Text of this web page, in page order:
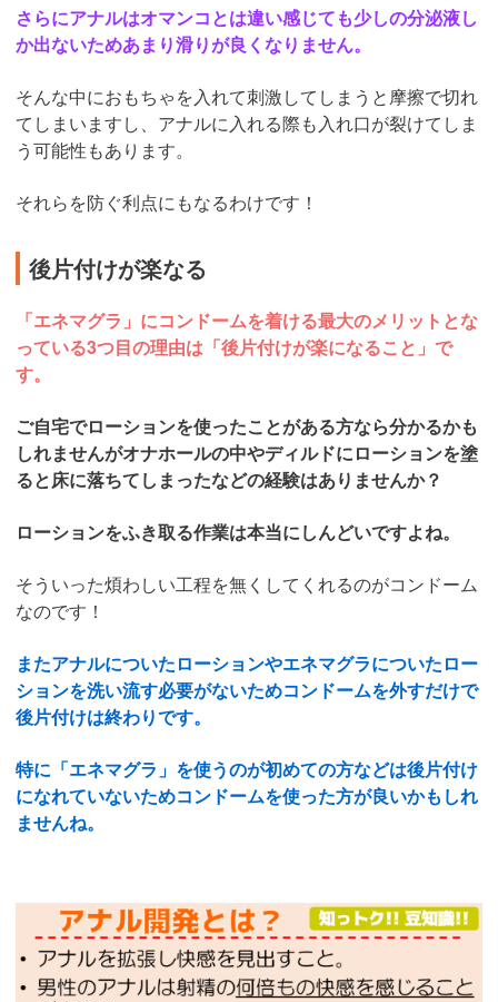
さらにアナルはオマンコとは違い感じても少しの分泌液し
か出ないためあまり滑りが良くなりません。
そんな中におもちゃを入れて刺激してしまうと摩擦で切れ
てしまいますし、アナルに入れる際も入れ口が裂けてしま
う可能性もあります。
それらを防ぐ利点にもなるわけです！
後片付けが楽なる
「エネマグラ」にコンドームを着ける最大のメリットとな
っている3つ目の理由は「後片付けが楽になること」で
す。
ご自宅でローションを使ったことがある方なら分かるかも
しれませんがオナホールの中やディルドにローションを塗
ると床に落ちてしまったなどの経験はありませんか？
ローションをふき取る作業は本当にしんどいですよね。
そういった煩わしい工程を無くしてくれるのがコンドーム
なのです！
またアナルについたローションやエネマグラについたロー
ションを洗い流す必要がないためコンドームを外すだけで
後片付けは終わりです。
特に「エネマグラ」を使うのが初めての方などは後片付け
になれていないためコンドームを使った方が良いかもしれ
ませんね。